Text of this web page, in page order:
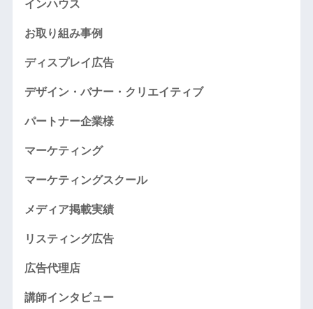
インハウス
お取り組み事例
ディスプレイ広告
デザイン・バナー・クリエイティブ
パートナー企業様
マーケティング
マーケティングスクール
メディア掲載実績
リスティング広告
広告代理店
講師インタビュー